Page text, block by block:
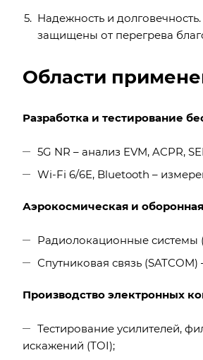
Надежность и
защищены от перегрева
Области
Разработка и тестирование
5G NR – анализ EVM, ACPR,
Wi-Fi 6/6E, Bluetooth –
Аэрокосмическая и
Радиолокационные системы
Спутниковая связь
Производство электронных
Тестирование усилителей,
искажений (TOI);